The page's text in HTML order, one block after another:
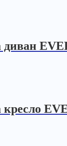
диван
кресло